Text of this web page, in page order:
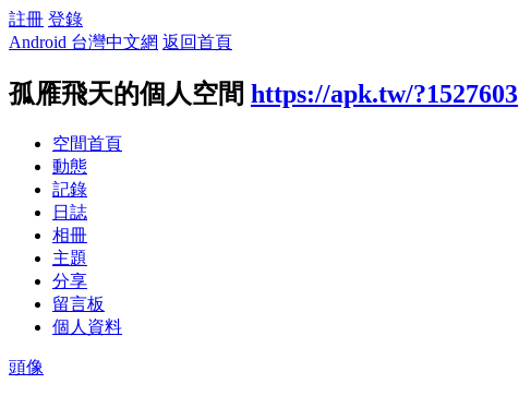
註冊 登錄
Android 台灣中文網 返回首頁
孤雁飛天的個人空間 https://apk.tw/?1527603
空間首頁
動態
記錄
日誌
相冊
主題
分享
留言板
個人資料
頭像